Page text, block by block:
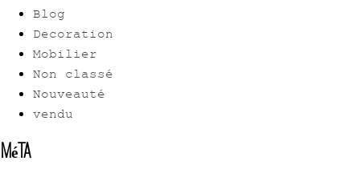
Blog
Decoration
Mobilier
Non classé
Nouveauté
vendu
Méta